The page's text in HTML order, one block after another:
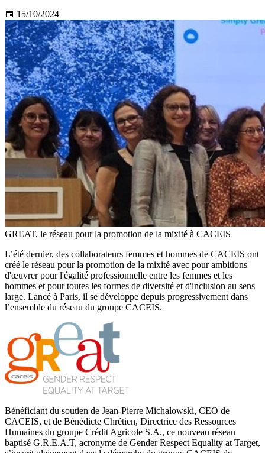
📅 15/10/2024
GREAT, le réseau pour la promotion de la mixité à CACEIS
L’été dernier, des collaborateurs femmes et hommes de CACEIS ont
créé le réseau pour la promotion de la mixité avec pour ambitions
d'œuvrer pour l'égalité professionnelle entre les femmes et les
hommes et pour toutes les formes de diversité et d'inclusion au sens
large. Lancé à Paris, il se développe depuis progressivement dans
l’ensemble du réseau du groupe CACEIS.
Bénéficiant du soutien de Jean-Pierre Michalowski, CEO de
CACEIS, et de Bénédicte Chrétien, Directrice des Ressources
Humaines du groupe Crédit Agricole S.A., ce nouveau réseau
baptisé G.R.E.A.T, acronyme de Gender Respect Equality at Target,